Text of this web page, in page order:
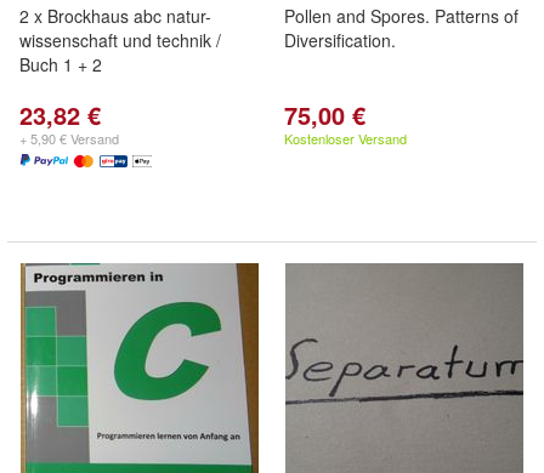
2 x Brockhaus abc natur-
wissenschaft und technik /
Buch 1 + 2
23,82 €
+ 5,90 € Versand
Pollen and Spores. Patterns of
Diversification.
75,00 €
Kostenloser Versand